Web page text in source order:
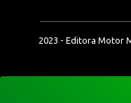
2023 - Editora Motor